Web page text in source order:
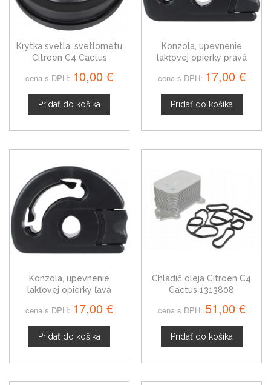
Krytka svetla, svetlometu
Citroen C4 Cactus
cena s DPH: 10,00 €
Pridať do košíka
Konzola, upevnenie
lakťovej opierky pravá
cena s DPH: 17,00 €
Pridať do košíka
Konzola, upevnenie
lakťovej opierky ľavá
cena s DPH: 17,00 €
Pridať do košíka
Chladič oleja Citroen C4
Cactus 1313808
cena s DPH: 51,00 €
Pridať do košíka